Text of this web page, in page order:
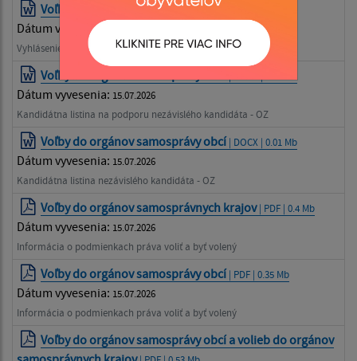
Voľby do orgánov samosprávy obcí
Dátum vyvesenia:
Vyhlásenie nezavislého kandidáta
Voľby do orgánov samosprávy obcí
Dátum vyvesenia: 15.07.2026
Kandidátna listina na podporu nezávislého kandidáta - OZ
Voľby do orgánov samosprávy obcí| DOCX | 0.01 Mb
Dátum vyvesenia: 15.07.2026
Kandidátna listina nezávislého kandidáta - OZ
Voľby do orgánov samosprávnych krajov| PDF | 0.4 Mb
Dátum vyvesenia: 15.07.2026
Informácia o podmienkach práva voliť a byť volený
Voľby do orgánov samosprávy obcí| PDF | 0.35 Mb
Dátum vyvesenia: 15.07.2026
Informácia o podmienkach práva voliť a byť volený
Voľby do orgánov samosprávy obcí a volieb do orgánov